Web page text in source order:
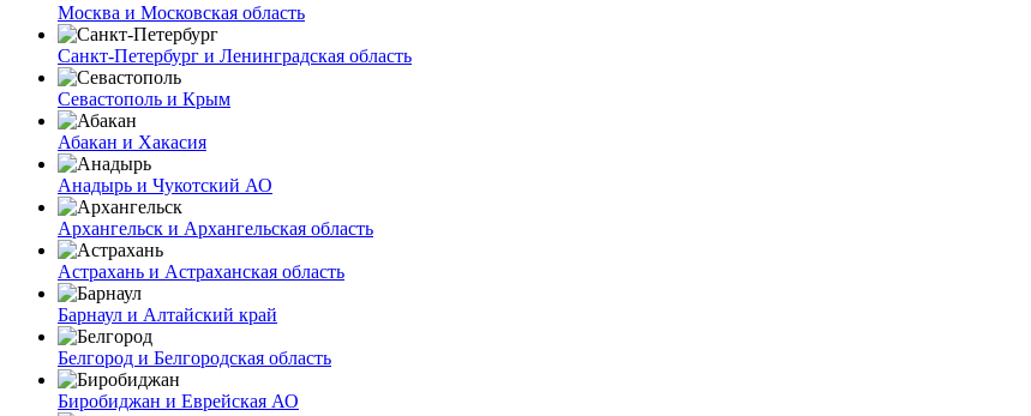
Москва и Московская область
Санкт-Петербург и Ленинградская область
Севастополь и Крым
Абакан и Хакасия
Анадырь и Чукотский АО
Архангельск и Архангельская область
Астрахань и Астраханская область
Барнаул и Алтайский край
Белгород и Белгородская область
Биробиджан и Еврейская АО